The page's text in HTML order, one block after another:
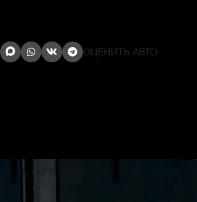
ОЦЕНИТЬ АВТО